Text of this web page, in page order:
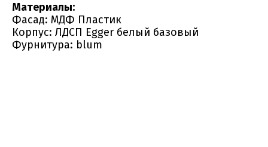
Материалы:
Фасад: МДФ Пластик
Корпус: ЛДСП Egger белый базовый
Фурнитура: blum